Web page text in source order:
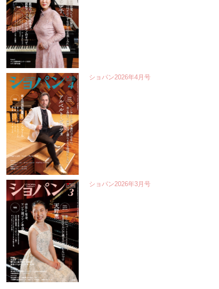
ショパン2026年4月号
ショパン2026年3月号